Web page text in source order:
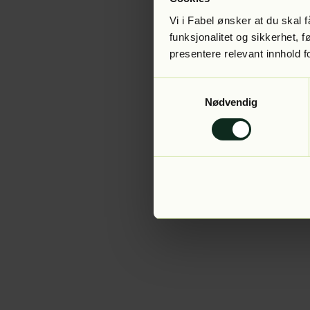
Vi i Fabel ønsker at du skal
funksjonalitet og sikkerhet,
presentere relevant innhold
Nødvendig
Application